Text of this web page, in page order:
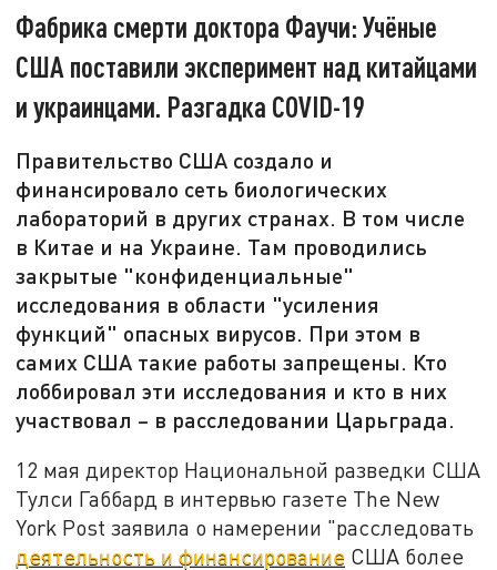
Фабрика смерти доктора Фаучи: Учёные
США поставили эксперимент над китайцами
и украинцами. Разгадка COVID-19
Правительство США создало и
финансировало сеть биологических
лабораторий в других странах. В том числе
в Китае и на Украине. Там проводились
закрытые "конфиденциальные"
исследования в области "усиления
функций" опасных вирусов. При этом в
самих США такие работы запрещены. Кто
лоббировал эти исследования и кто в них
участвовал – в расследовании Царьграда.
12 мая директор Национальной разведки США
Тулси Габбард в интервью газете The New
York Post заявила о намерении "расследовать
деятельность и финансирование США более